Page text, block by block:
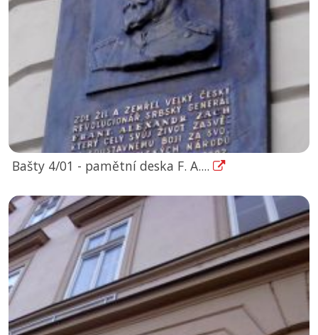
Bašty 4/01 - pamětní deska F. A....